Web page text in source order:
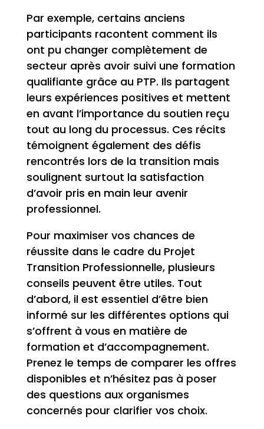
Par exemple, certains anciens
participants racontent comment ils
ont pu changer complètement de
secteur après avoir suivi une formation
qualifiante grâce au PTP. Ils partagent
leurs expériences positives et mettent
en avant l’importance du soutien reçu
tout au long du processus. Ces récits
témoignent également des défis
rencontrés lors de la transition mais
soulignent surtout la satisfaction
d’avoir pris en main leur avenir
professionnel.
Pour maximiser vos chances de
réussite dans le cadre du Projet
Transition Professionnelle, plusieurs
conseils peuvent être utiles. Tout
d’abord, il est essentiel d’être bien
informé sur les différentes options qui
s’offrent à vous en matière de
formation et d’accompagnement.
Prenez le temps de comparer les offres
disponibles et n’hésitez pas à poser
des questions aux organismes
concernés pour clarifier vos choix.